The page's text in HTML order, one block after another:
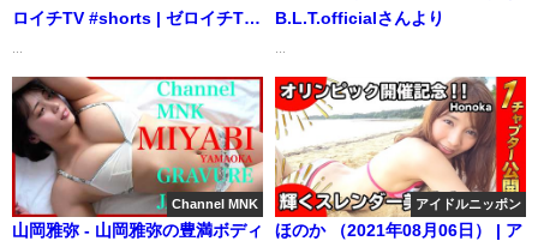
ロイチTV #shorts | ゼロイチTV
B.L.T.officialさんより
Channel MNK
山岡雅弥 - 山岡雅弥の豊満ボディ
アイドルニッポン
ほのか （2021年08月06日） | ア